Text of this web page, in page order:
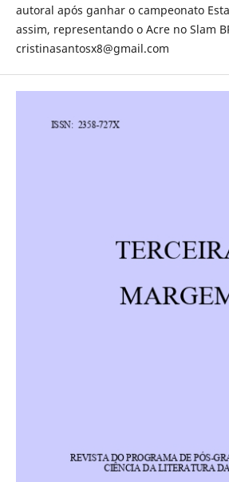
autoral após ganhar o campeonato
assim, representando o Acre no Slam
cristinasantosx8@gmail.com